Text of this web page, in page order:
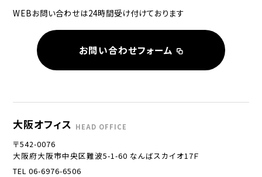
WEBお問い合わせは24時間受け付けております
お問い合わせフォーム
大阪オフィス HEAD OFFICE
〒542-0076
大阪府大阪市中央区難波5-1-60 なんばスカイオ17Ｆ
TEL 06-6976-6506